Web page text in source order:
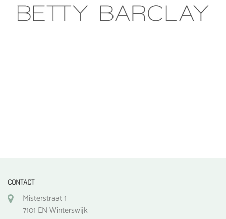
gekozen
worden
CONTACT
Misterstraat 1
7101 EN Winterswijk